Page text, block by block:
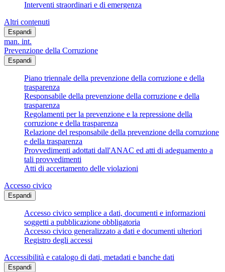
Interventi straordinari e di emergenza
Altri contenuti
Espandi
man. int.
Prevenzione della Corruzione
Espandi
Piano triennale della prevenzione della corruzione e della
trasparenza
Responsabile della prevenzione della corruzione e della
trasparenza
Regolamenti per la prevenzione e la repressione della
corruzione e della trasparenza
Relazione del responsabile della prevenzione della corruzione
e della trasparenza
Provvedimenti adottati dall'ANAC ed atti di adeguamento a
tali provvedimenti
Atti di accertamento delle violazioni
Accesso civico
Espandi
Accesso civico semplice a dati, documenti e informazioni
soggetti a pubblicazione obbligatoria
Accesso civico generalizzato a dati e documenti ulteriori
Registro degli accessi
Accessibilità e catalogo di dati, metadati e banche dati
Espandi